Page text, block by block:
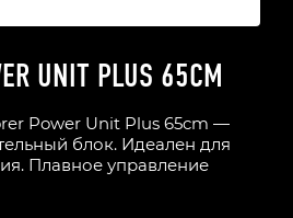
UNIT PLUS 65CM
Power Unit Plus 65cm —
блок. Идеален для
Плавное управление